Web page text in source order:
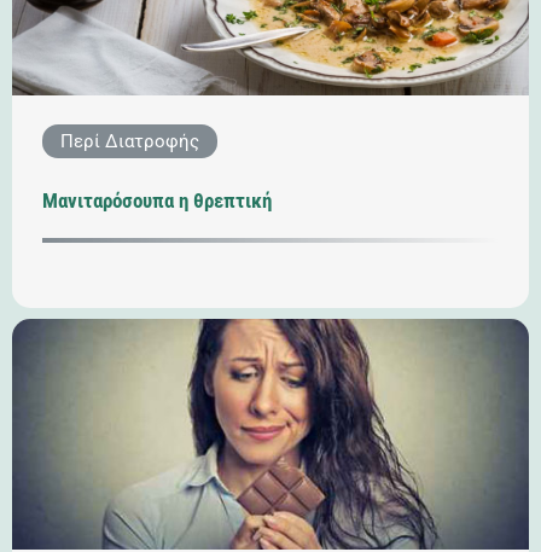
Περί Διατροφής
Μανιταρόσουπα η θρεπτική